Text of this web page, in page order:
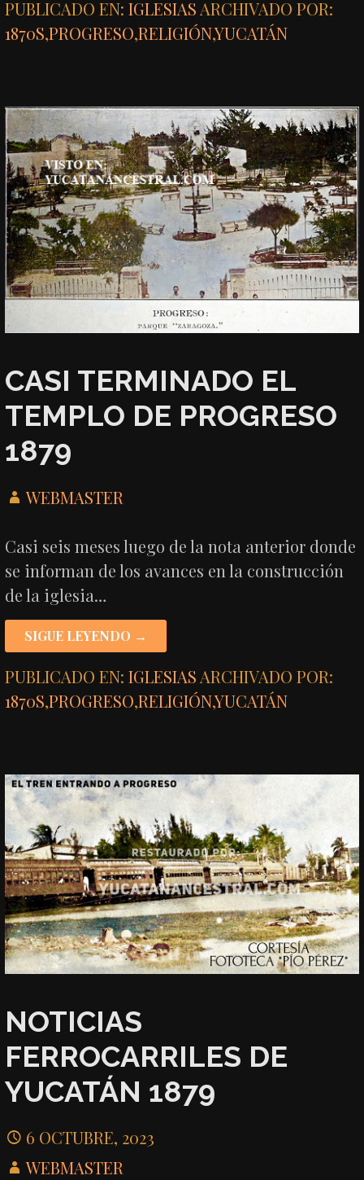
PUBLICADO EN:IGLESIASARCHIVADO POR:
1870S,PROGRESO,RELIGIÓN,YUCATÁN
CASI TERMINADO EL
TEMPLO DE PROGRESO
1879
WEBMASTER
Casi seis meses luego de la nota anterior donde
se informan de los avances en la construcción
de la iglesia…
SIGUE LEYENDO →
PUBLICADO EN:IGLESIAS ARCHIVADO POR:
1870S,PROGRESO,RELIGIÓN,YUCATÁN
NOTICIAS
FERROCARRILES DE
YUCATÁN 1879
6 OCTUBRE, 2023
WEBMASTER